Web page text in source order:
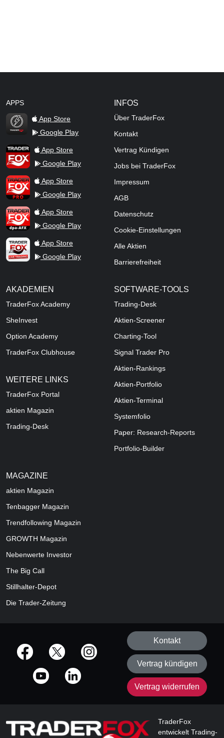
APPS
TraderFox Flash
App Store
Google Play
TraderFox AppApp Store
Google Play
TraderFox ProApp Store
Google Play
TraderFox dpa-AFX ProFeed
App Store
Google Play
TraderFox Live Trading
App Store
Google Play
INFOS
Über TraderFox
Kontakt
Vertrag Kündigen
Jobs bei TraderFox
Impressum
AGB
Datenschutz
Cookie-Einstellungen
Alle Aktien
Barrierefreiheit
AKADEMIEN
TraderFox Academy
SheInvest
Option Academy
TraderFox Clubhouse
WEITERE LINKS
TraderFox Portal
aktien Magazin
Trading-Desk
SOFTWARE-TOOLS
Trading-Desk
Aktien-Screener
Charting-Tool
Signal Trader Pro
Aktien-Rankings
Aktien-Portfolio
Aktien-Terminal
Systemfolio
Paper: Research-Reports
Portfolio-Builder
MAGAZINE
aktien Magazin
Tenbagger Magazin
Trendfollowing Magazin
GROWTH Magazin
Nebenwerte Investor
The Big Call
Stillhalter-Depot
Die Trader-Zeitung
offizielle Social Media-Accounts
Kontakt
Vertrag kündigen
Vertrag widerrufen
TraderFox
entwickelt Trading-